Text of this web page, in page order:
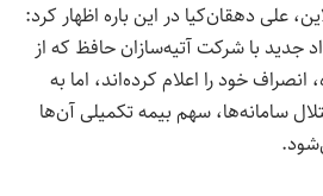
علی دهقان‌کیا در این باره اظهار کرد:
جدید با شرکت آتیه‌سازان حافظ که از
خود را اعلام کرده‌اند، اما به
سامانه‌ها، سهم بیمه تکمیلی آن‌ها